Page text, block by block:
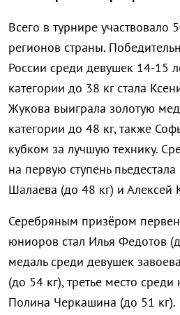
Всего в турнире участвовало
регионов страны.
России среди девушек 14-15
категории до 38 кг стала
Жукова выиграла золотую
категории до 48 кг, также
кубком за лучшую технику.
на первую ступень
Шалаева (до 48 кг) и Алексей
Серебряным призёром
юниоров стал Илья Федотов
медаль среди девушек
(до 54 кг), третье место
Полина Черкашина (до 51 кг).